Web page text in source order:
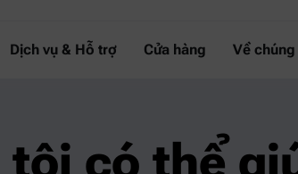
Dịch vụ & Hỗ trợ Cửa hàng Về
tôi có thể